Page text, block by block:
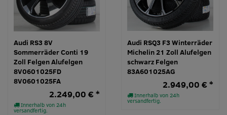
Audi RS3 8V
Sommerräder Conti 19
Zoll Felgen Alufelgen
8V0601025FD
8V0601025FA
Innerhalb von 24h
versandfertig.
2.249,00 € *
Audi RSQ3 F3 Winterräder
Michelin 21 Zoll Alufelgen
schwarz Felgen
83A601025AG
Innerhalb von 24h
versandfertig.
2.949,00 € *